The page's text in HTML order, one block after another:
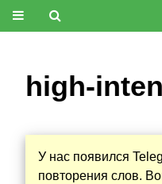
high-
У нас появился
повторения слов.